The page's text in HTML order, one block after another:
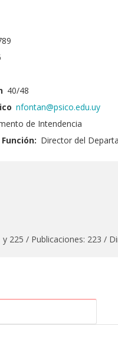
40/48
nfontan@psico.edu.uy
de Intendencia
Director del
225 / Publicaciones: 223 /